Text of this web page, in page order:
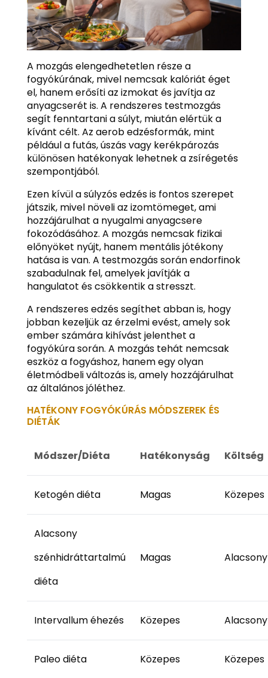
A mozgás elengedhetetlen része a
fogyókúrának, mivel nemcsak kalóriát éget
el, hanem erősíti az izmokat és javítja az
anyagcserét is. A rendszeres testmozgás
segít fenntartani a súlyt, miután elértük a
kívánt célt. Az aerob edzésformák, mint
például a futás, úszás vagy kerékpározás
különösen hatékonyak lehetnek a zsírégetés
szempontjából.
Ezen kívül a súlyzós edzés is fontos szerepet
játszik, mivel növeli az izomtömeget, ami
hozzájárulhat a nyugalmi anyagcsere
fokozódásához. A mozgás nemcsak fizikai
előnyöket nyújt, hanem mentális jótékony
hatása is van. A testmozgás során endorfinok
szabadulnak fel, amelyek javítják a
hangulatot és csökkentik a stresszt.
A rendszeres edzés segíthet abban is, hogy
jobban kezeljük az érzelmi evést, amely sok
ember számára kihívást jelenthet a
fogyókúra során. A mozgás tehát nemcsak
eszköz a fogyáshoz, hanem egy olyan
életmódbeli változás is, amely hozzájárulhat
az általános jóléthez.
HATÉKONY FOGYÓKÚRÁS MÓDSZEREK ÉS
DIÉTÁK
Módszer/Diéta Hatékonyság Költség
Ketogén diéta Magas Közepes
Alacsony
szénhidráttartalmú
diéta
Magas Alacsony
Intervallum éhezés Közepes Alacsony
Paleo diéta Közepes Közepes